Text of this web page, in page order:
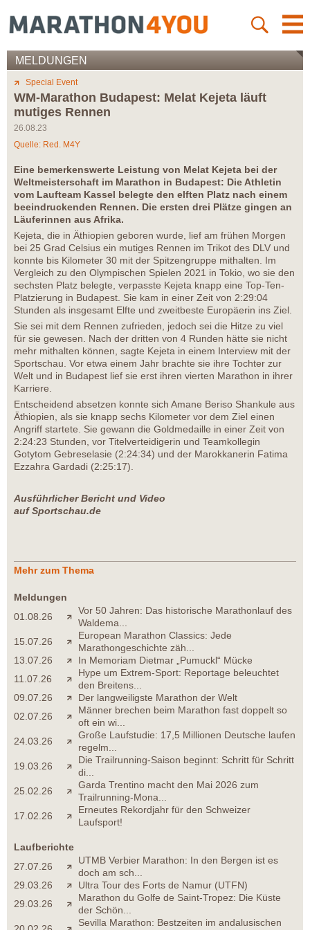
MELDUNGEN
Special Event
WM-Marathon Budapest: Melat Kejeta läuft
mutiges Rennen
26.08.23
Quelle: Red. M4Y
Eine bemerkenswerte Leistung von Melat Kejeta bei der
Weltmeisterschaft im Marathon in Budapest: Die Athletin
vom Laufteam Kassel belegte den elften Platz nach einem
beeindruckenden Rennen. Die ersten drei Plätze gingen an
Läuferinnen aus Afrika.
Kejeta, die in Äthiopien geboren wurde, lief am frühen Morgen
bei 25 Grad Celsius ein mutiges Rennen im Trikot des DLV und
konnte bis Kilometer 30 mit der Spitzengruppe mithalten. Im
Vergleich zu den Olympischen Spielen 2021 in Tokio, wo sie den
sechsten Platz belegte, verpasste Kejeta knapp eine Top-Ten-
Platzierung in Budapest. Sie kam in einer Zeit von 2:29:04
Stunden als insgesamt Elfte und zweitbeste Europäerin ins Ziel.
Sie sei mit dem Rennen zufrieden, jedoch sei die Hitze zu viel
für sie gewesen. Nach der dritten von 4 Runden hätte sie nicht
mehr mithalten können, sagte Kejeta in einem Interview mit der
Sportschau. Vor etwa einem Jahr brachte sie ihre Tochter zur
Welt und in Budapest lief sie erst ihren vierten Marathon in ihrer
Karriere.
Entscheidend absetzen konnte sich Amane Beriso Shankule aus
Äthiopien, als sie knapp sechs Kilometer vor dem Ziel einen
Angriff startete. Sie gewann die Goldmedaille in einer Zeit von
2:24:23 Stunden, vor Titelverteidigerin und Teamkollegin
Gotytom Gebreselasie (2:24:34) und der Marokkanerin Fatima
Ezzahra Gardadi (2:25:17).
Ausführlicher Bericht und Video
auf Sportschau.de
Mehr zum Thema
Meldungen
01.08.26
Vor 50 Jahren: Das historische Marathonlauf des
Waldema...
15.07.26
European Marathon Classics: Jede
Marathongeschichte zäh...
13.07.26
In Memoriam Dietmar „Pumuckl“ Mücke
11.07.26
Hype um Extrem-Sport: Reportage beleuchtet
den Breitens...
09.07.26
Der langweiligste Marathon der Welt
02.07.26
Männer brechen beim Marathon fast doppelt so
oft ein wi...
24.03.26
Große Laufstudie: 17,5 Millionen Deutsche laufen
regelm...
19.03.26
Die Trailrunning-Saison beginnt: Schritt für Schritt
di...
25.02.26
Garda Trentino macht den Mai 2026 zum
Trailrunning-Mona...
17.02.26
Erneutes Rekordjahr für den Schweizer
Laufsport!
Laufberichte
27.07.26
UTMB Verbier Marathon: In den Bergen ist es
doch am sch...
29.03.26
Ultra Tour des Forts de Namur (UTFN)
29.03.26
Marathon du Golfe de Saint-Tropez: Die Küste
der Schön...
Sevilla Marathon: Bestzeiten im andalusischen